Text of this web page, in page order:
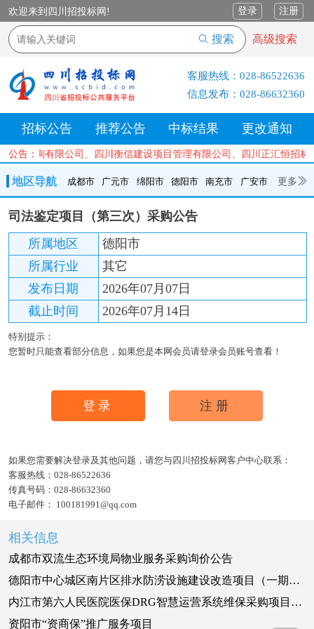
欢迎来到四川招投标网! 登录 注册
搜索 高级搜索
客服热线： 028-86522636
信息发布： 028-86632360
招标公告 推荐公告 中标结果 更改通知
公告：询有限公司、四川衡信建设项目管理有限公司、四川正汇
地区导航 成都市 广元市 绵阳市 德阳市 南充市 广安市 更多
成都市 广元市 绵阳市 德阳市 南充市
内江市
乐山市 自贡市 泸州市 宜宾市 攀枝花
巴中市
达州市
资阳市 眉山市 雅安市 阿坝州 甘孜州 凉山州
司法鉴定项目（第三次）采购公告
所属地区
德阳市
所属行业
其它
发布日期
2026年07月07日
截止时间
2026年07月14日
特别提示：
您暂时只能查看部分信息，如果您是本网会员请登录会员账号查看！
登录 注册
如果您需要解决登录及其他问题，请您与四川招投标网客户中心联系：
客服热线： 028-86522636
传真号码： 028-86632360
电子邮件： 100181991@qq.com
相关信息
成都市双流生态环境局物业服务采购询价公告
​德阳市中心城区南片区排水防涝设施建设改造项目（一期）华山南路及嘉陵江西路管道修复专业分包项目（一标段）劳务服务评选公告
内江市第六人民医院医保DRG智慧运营系统维保采购项目竞争性磋商公告
资阳市“资商保”推广服务项目